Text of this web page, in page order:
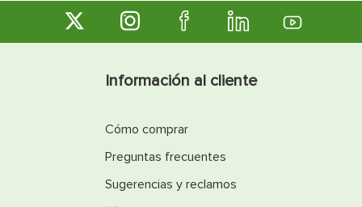
Información al cliente
Cómo comprar
Preguntas frecuentes
Sugerencias y reclamos